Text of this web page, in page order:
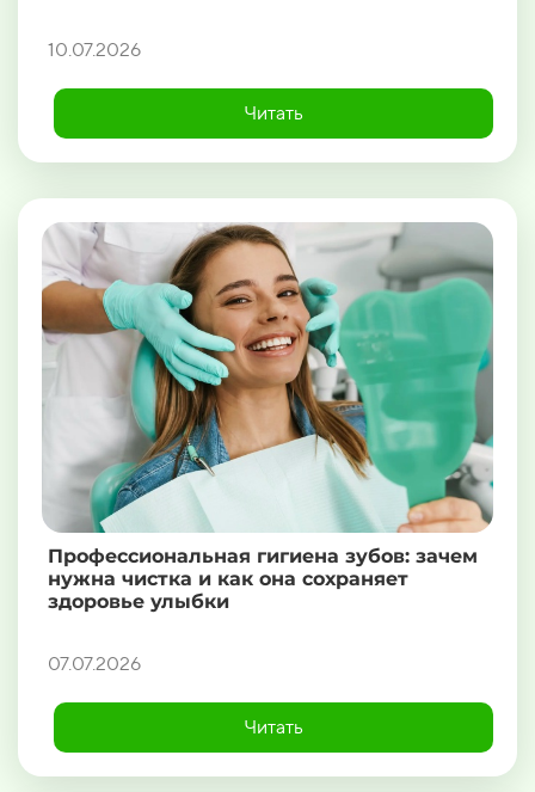
10.07.2026
Читать
Профессиональная гигиена зубов: зачем
нужна чистка и как она сохраняет
здоровье улыбки
07.07.2026
Читать